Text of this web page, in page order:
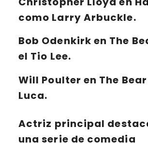
como Larry Arbuckle.
Bob Odenkirk en The
el Tio Lee.
Will Poulter en The
Luca.
Actriz principal
una serie de comedia